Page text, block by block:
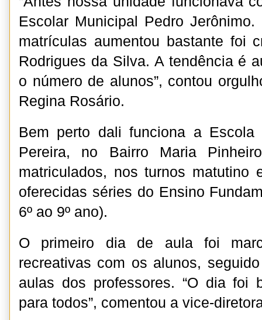
Escolar Municipal Pedro
matrículas aumentou bastante foi
Rodrigues da Silva. A tendência é
o número de alunos”, contou
Regina Rosário.
Bem perto dali funciona a Escola
Pereira, no Bairro Maria
matriculados, nos turnos
oferecidas séries do Ensino
6º ao 9º ano).
O primeiro dia de aula foi
recreativas com os alunos,
aulas dos professores. “O dia foi
para todos”, comentou a vice-